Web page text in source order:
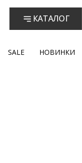
КАТАЛОГ
SALE НОВИНКИ